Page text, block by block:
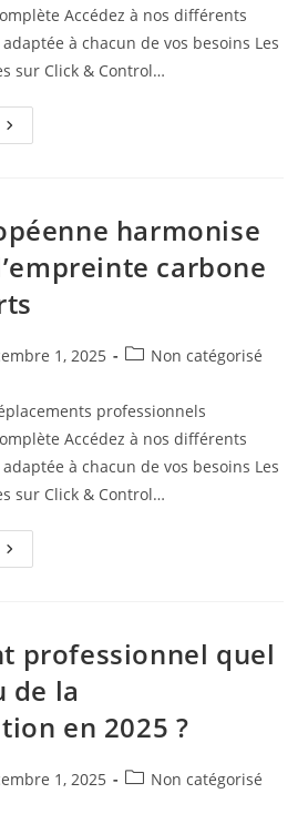
Accédez à nos différents
à chacun de vos besoins Les
sur Click & Control…
harmonise
carbone
1, 2025 Non catégorisé
professionnels
Accédez à nos différents
à chacun de vos besoins Les
sur Click & Control…
professionnel quel
de la
en 2025 ?
1, 2025 Non catégorisé